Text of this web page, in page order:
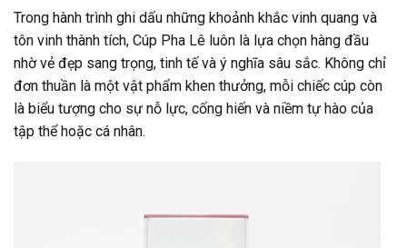
Trong hành trình ghi dấu những khoảnh khắc vinh quang và
tôn vinh thành tích, Cúp Pha Lê luôn là lựa chọn hàng đầu
nhờ vẻ đẹp sang trọng, tinh tế và ý nghĩa sâu sắc. Không chỉ
đơn thuần là một vật phẩm khen thưởng, mỗi chiếc cúp còn
là biểu tượng cho sự nỗ lực, cống hiến và niềm tự hào của
tập thể hoặc cá nhân.